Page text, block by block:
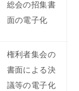
総会の招集書
面の電子化
権利者集会の
書面による決
議等の電子化